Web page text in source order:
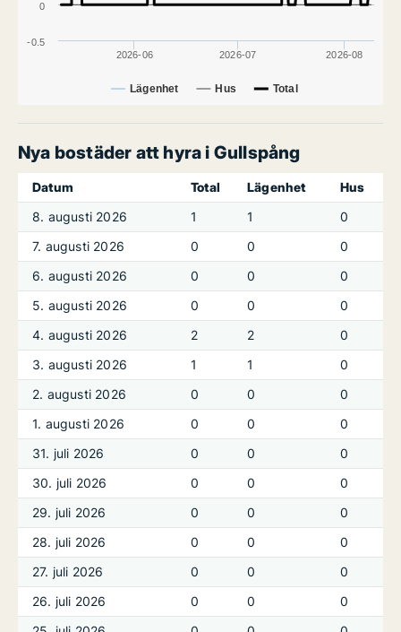
Lägenhet Hus Total
2026-06 2026-07 2026-08
-0.5
0
Nya bostäder att hyra i Gullspång
Datum Total Lägenhet
Hus
8. augusti 2026
1 1
0
7. augusti 2026
0 0
0
6. augusti 2026
0 0
0
5. augusti 2026
0 0
0
4. augusti 2026
2 2
0
3. augusti 2026
1 1
0
2. augusti 2026
0 0
0
1. augusti 2026
0 0
0
31. juli 2026
0 0
0
30. juli 2026
0 0
0
29. juli 2026
0 0
0
28. juli 2026
0 0
0
27. juli 2026
0 0
0
26. juli 2026
0 0
0